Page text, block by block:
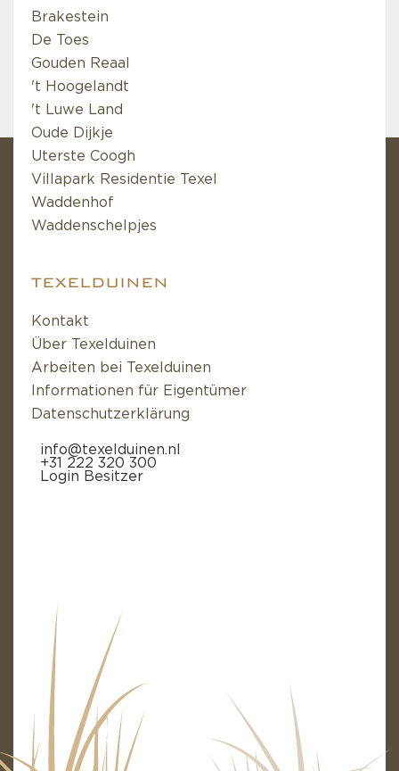
Brakestein
De Toes
Gouden Reaal
't Hoogelandt
't Luwe Land
Oude Dijkje
Uterste Coogh
Villapark Residentie Texel
Waddenhof
Waddenschelpjes
TEXELDUINEN
Kontakt
Über Texelduinen
Arbeiten bei Texelduinen
Informationen für Eigentümer
Datenschutzerklärung
info@texelduinen.nl
+31 222 320 300
Login Besitzer